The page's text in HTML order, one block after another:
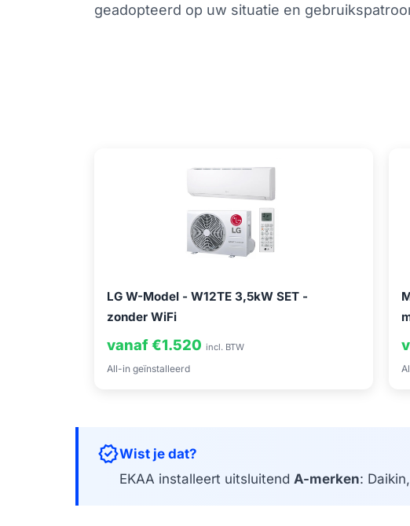
geadopteerd op uw situatie en
LG W-Model - W12TE 3,5kW SET -
zonder WiFi
vanaf €1.520 incl. BTW
All-in geïnstalleerd
verifiedWist je dat?
EKAA installeert uitsluitend A-merken: